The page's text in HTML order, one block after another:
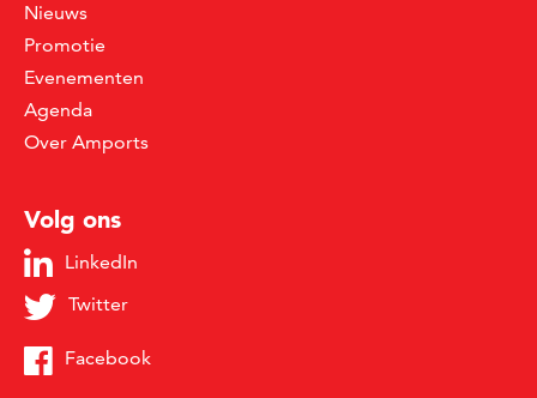
Nieuws
Promotie
Evenementen
Agenda
Over Amports
Volg ons
LinkedIn
Twitter
Facebook